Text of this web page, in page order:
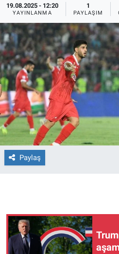
19.08.2025 - 12:20
YAYINLANMA
1
PAYLAŞIM
Paylaş
Ege'den Esintiler
Eğitim
Eğlence
Ekonomi
Forum
Gerçeğin İzinde
Gün Başlıyor
Gün Ortası
Gündem Özel
İletişim